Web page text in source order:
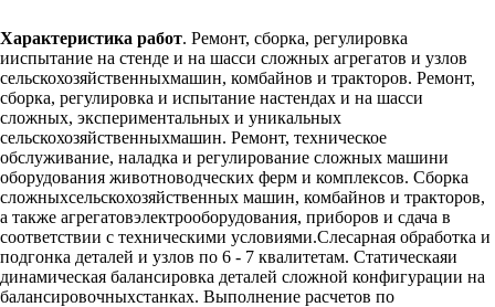
Характеристика работ. Ремонт, сборка, регулировка
ииспытание на стенде и на шасси сложных агрегатов и узлов
сельскохозяйственныхмашин, комбайнов и тракторов. Ремонт,
сборка, регулировка и испытание настендах и на шасси
сложных, экспериментальных и уникальных
сельскохозяйственныхмашин. Ремонт, техническое
обслуживание, наладка и регулирование сложных машини
оборудования животноводческих ферм и комплексов. Сборка
сложныхсельскохозяйственных машин, комбайнов и тракторов,
а также агрегатовэлектрооборудования, приборов и сдача в
соответствии с техническими условиями.Слесарная обработка и
подгонка деталей и узлов по 6 - 7 квалитетам. Статическаяи
динамическая балансировка деталей сложной конфигурации на
балансировочныхстанках. Выполнение расчетов по